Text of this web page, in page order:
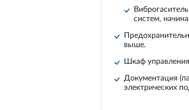
систем,
выше.
Шкаф
Документация
электрических